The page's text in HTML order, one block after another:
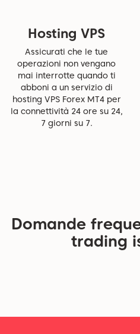
Hosting VPS
Assicurati che le tue
operazioni non vengano
mai interrotte quando ti
abboni a un servizio di
hosting VPS Forex MT4 per
la connettività 24 ore su 24,
7 giorni su 7.
Domande
trading